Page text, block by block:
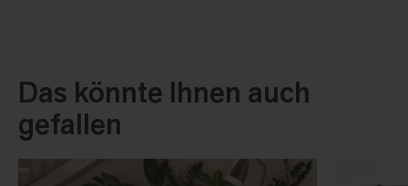
Das könnte Ihnen auch
gefallen